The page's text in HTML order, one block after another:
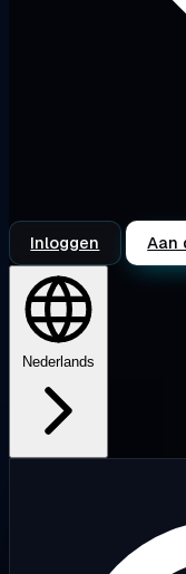
Inloggen Aan
Nederlands